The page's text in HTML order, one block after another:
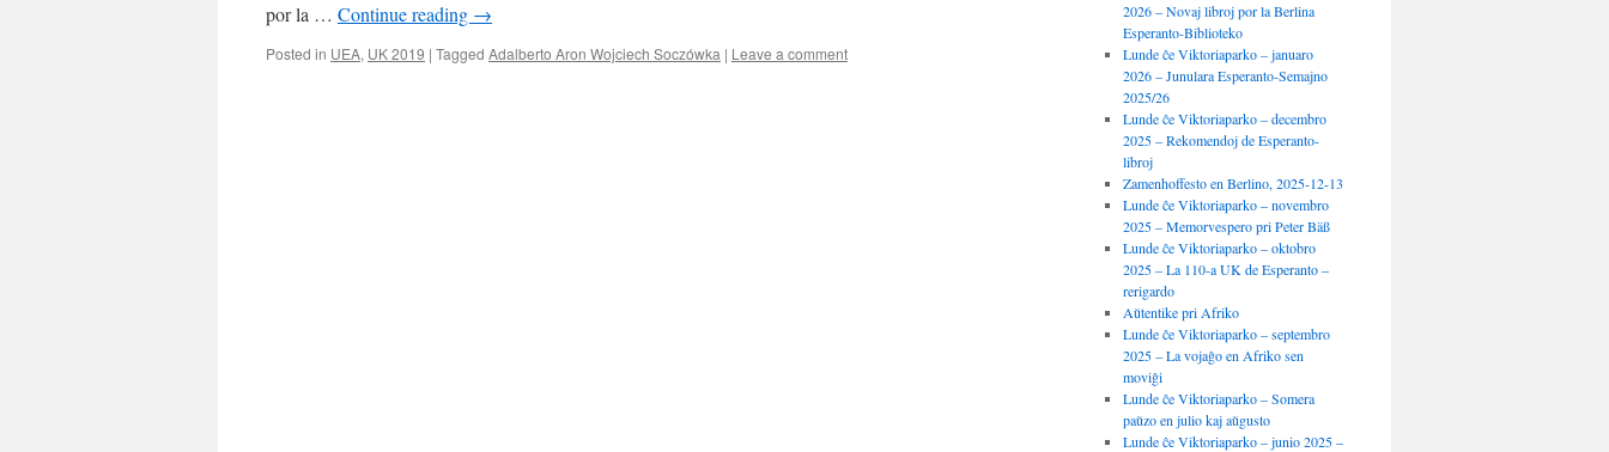
por la … Continue reading →
Posted in UEA, UK 2019 | Tagged Adalberto Aron Wojciech Soczówka | Leave a comment
2026 – Novaj libroj por la Berlina
Esperanto-Biblioteko
Lunde ĉe Viktoriaparko – januaro
2026 – Junulara Esperanto-Semajno
2025/26
Lunde ĉe Viktoriaparko – decembro
2025 – Rekomendoj de Esperanto-
libroj
Zamenhoffesto en Berlino, 2025-12-13
Lunde ĉe Viktoriaparko – novembro
2025 – Memorvespero pri Peter Bäß
Lunde ĉe Viktoriaparko – oktobro
2025 – La 110-a UK de Esperanto –
rerigardo
Aŭtentike pri Afriko
Lunde ĉe Viktoriaparko – septembro
2025 – La vojaĝo en Afriko sen
moviĝi
Lunde ĉe Viktoriaparko – Somera
paŭzo en julio kaj aŭgusto
Lunde ĉe Viktoriaparko – junio 2025 –